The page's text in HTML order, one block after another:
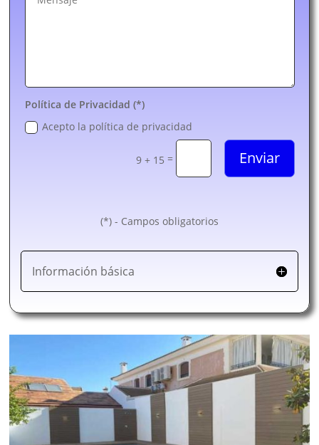
Política de Privacidad (*)
Acepto la política de privacidad
9 + 15 = Enviar
(*) - Campos obligatorios
Información básica